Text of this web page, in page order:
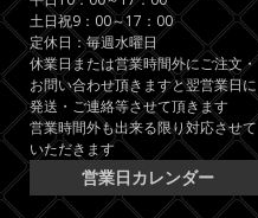
土日祝9：00～17：00
定休日：毎週水曜日
休業日または営業時間外にご注文・
お問い合わせ頂きますと翌営業日に
発送・ご連絡等させて頂きます
営業時間外も出来る限り対応させて
いただきます
営業日カレンダー